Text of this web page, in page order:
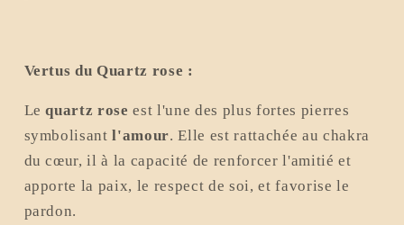
Vertus du Quartz rose :
Lequartz rose est l'une des plus fortes pierres
symbolisant l'amour. Elle est rattachée au chakra
du cœur, il à la capacité de renforcer l'amitié et
apporte la paix, le respect de soi, et favorise le
pardon.